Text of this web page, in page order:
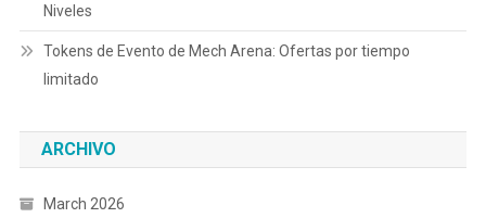
Niveles
Tokens de Evento de Mech Arena: Ofertas por tiempo
limitado
ARCHIVO
March 2026